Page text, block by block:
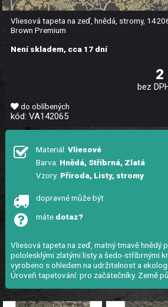
Vliesová tapeta na zeď, hnědá, stromy,
Brown Premium
Není skladem, cca 17 dní
2
bez
do oblíbených
kód: VA142065
Materiál: Vliesové
Barva: Hnědá, Stříbrná, Zlatá
Vzory: Příroda, Listy, stromy
dopravné může být
máte dotaz?
Vliesová tapeta na zeď, matný tmavě hnědý
pololesklými zlatými listy a šedo-stříbrnými
vyrobeno s ohledem na udržitelnost a
Úroveň tapetování: pro začátečníky. Země